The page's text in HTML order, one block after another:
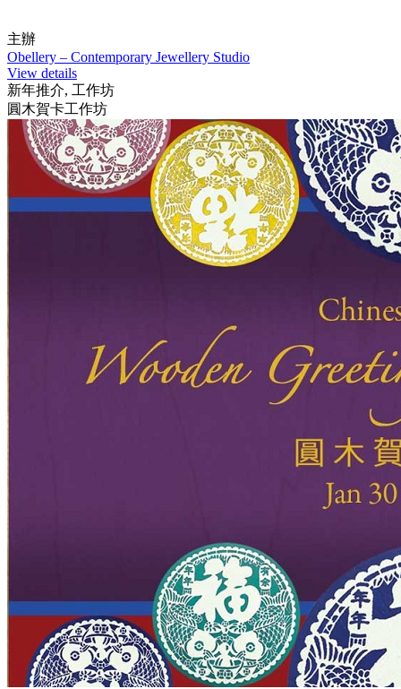
主辦
Obellery – Contemporary Jewellery Studio
View details
新年推介, 工作坊
圓木賀卡工作坊